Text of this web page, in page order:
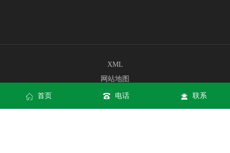
XML
网站地图
网站地图
公海赌船710网站网页版
首页 电话 联系